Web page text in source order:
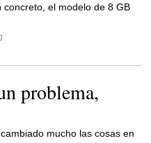
el modelo de 8 GB
problema,
mucho las cosas en